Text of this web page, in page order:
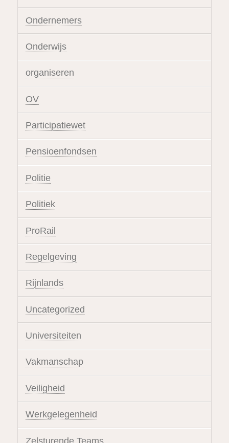
Ondernemers
Onderwijs
organiseren
OV
Participatiewet
Pensioenfondsen
Politie
Politiek
ProRail
Regelgeving
Rijnlands
Uncategorized
Universiteiten
Vakmanschap
Veiligheid
Werkgelegenheid
Zelsturende Teams